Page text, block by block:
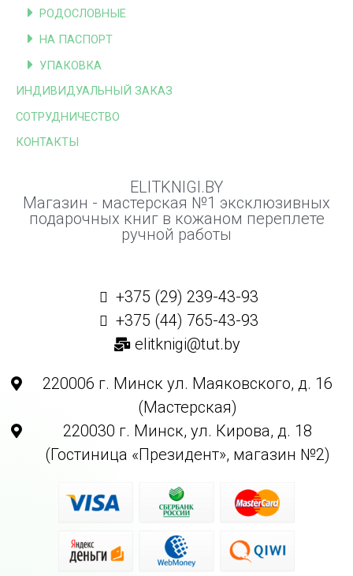
РОДОСЛОВНЫЕ
НА ПАСПОРТ
УПАКОВКА
ИНДИВИДУАЛЬНЫЙ ЗАКАЗ
СОТРУДНИЧЕСТВО
КОНТАКТЫ
ELITKNIGI.BY
Магазин - мастерская №1 эксклюзивных
подарочных книг в кожаном переплете
ручной работы
+375 (29) 239-43-93
+375 (44) 765-43-93
elitknigi@tut.by
220006 г. Минск ул. Маяковского, д. 16
(Мастерская)
220030 г. Минск, ул. Кирова, д. 18
(Гостиница «Президент», магазин №2)